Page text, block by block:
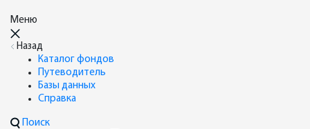
Меню
Назад
Каталог фондов
Путеводитель
Базы данных
Справка
Поиск